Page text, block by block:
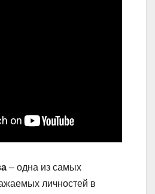
– одна из самых
личностей в